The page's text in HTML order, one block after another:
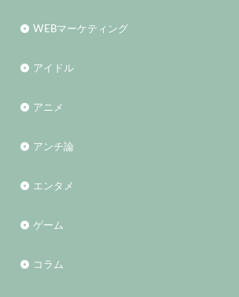
WEBマーケティング
アイドル
アニメ
アンチ論
エンタメ
ゲーム
コラム